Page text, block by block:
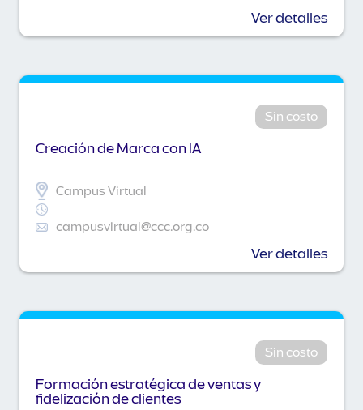
Ver detalles
Sin costo
Creación de Marca con IA
Campus Virtual
campusvirtual@ccc.org.co
Ver detalles
Sin costo
Formación estratégica de ventas y
fidelización de clientes